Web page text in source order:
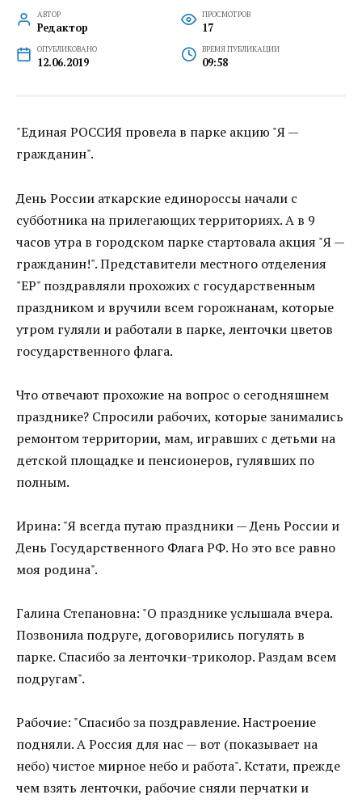
АВТОР
Редактор
ПРОСМОТРОВ
17
ОПУБЛИКОВАНО
12.06.2019
ВРЕМЯ ПУБЛИКАЦИИ
09:58
"Единая РОССИЯ провела в парке акцию "Я —
гражданин".
День России аткарские единороссы начали с
субботника на прилегающих территориях. А в 9
часов утра в городском парке стартовала акция "Я —
гражданин!". Представители местного отделения
"ЕР" поздравляли прохожих с государственным
праздником и вручили всем горожнанам, которые
утром гуляли и работали в парке, ленточки цветов
государственного флага.
Что отвечают прохожие на вопрос о сегодняшнем
празднике? Спросили рабочих, которые занимались
ремонтом территории, мам, игравших с детьми на
детской площадке и пенсионеров, гулявших по
полным.
Ирина: "Я всегда путаю праздники — День России и
День Государственного Флага РФ. Но это все равно
моя родина".
Галина Степановна: "О празднике услышала вчера.
Позвонила подруге, договорились погулять в
парке. Спасибо за ленточки-триколор. Раздам всем
подругам".
Рабочие: "Спасибо за поздравление. Настроение
подняли. А Россия для нас — вот (показывает на
небо) чистое мирное небо и работа". Кстати, прежде
чем взять ленточки, рабочие сняли перчатки и